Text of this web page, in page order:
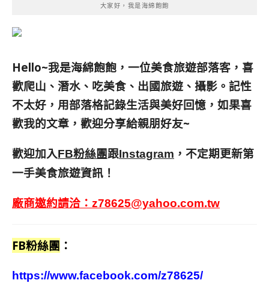
大家好，我是海綿飽飽
Hello~我是海綿飽飽，一位美食旅遊部落客， 喜
歡爬山、潛水、吃美食、出國旅遊、攝影。 記性
不太好，用部落格記錄生活與美好回憶， 如果喜
歡我的文章，歡迎分享給親朋好友~
歡迎加入FB粉絲團跟Instagram ，不定期更新第
一手美食旅遊資訊！
廠商邀約請洽： z78625@yahoo.com.tw
FB粉絲團 ：
https://www.facebook.com/z78625/